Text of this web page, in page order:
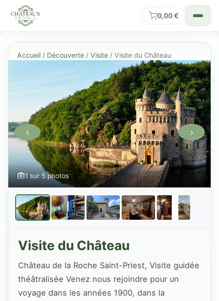
0,00€
Accueil / Découverte / Visite / Visite du Château
1 sur 5 photos
‹ ›
Visite du Château
Château de la Roche Saint-Priest, Visite guidée
théâtralisée Venez nous rejoindre pour un
voyage dans les années 1900, dans la